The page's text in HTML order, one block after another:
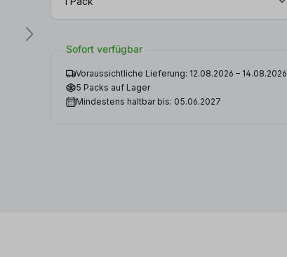
Sofort verfügbar
Voraussichtliche Lieferung: 12.08.2026 – 14.08.2026
5 Packs auf Lager
Mindestens haltbar bis: 05.06.2027